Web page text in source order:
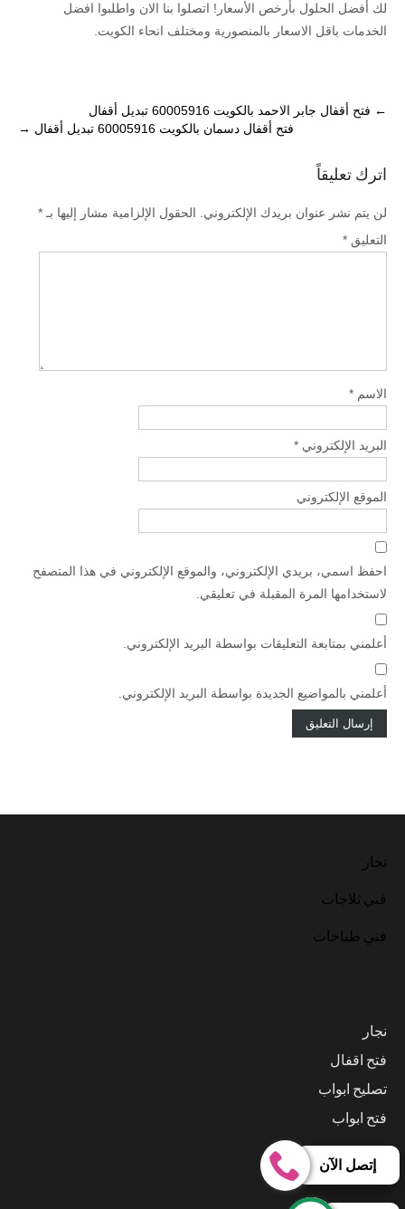
لك أفضل الحلول بأرخص الأسعار! اتصلوا بنا الان واطلبوا افضل
الخدمات باقل الاسعار بالمنصورية ومختلف انحاء الكويت.
Post
← فتح أقفال جابر الاحمد بالكويت 60005916 تبديل أقفال
فتح أقفال دسمان بالكويت 60005916 تبديل أقفال
→
اترك تعليقاً
لن يتم نشر عنوان بريدك الإلكتروني. الحقول الإلزامية مشار إليها بـ *
التعليق *
الاسم *
البريد الإلكتروني *
الموقع الإلكتروني
احفظ اسمي، بريدي الإلكتروني، والموقع الإلكتروني في هذا المتصفح
لاستخدامها المرة المقبلة في تعليقي.
أعلمني بمتابعة التعليقات بواسطة البريد الإلكتروني.
أعلمني بالمواضيع الجديدة بواسطة البريد الإلكتروني.
نجار
فني ثلاجات
فني طباخات
نجار
فتح اقفال
تصليح ابواب
فتح ابواب
إتصل الآن